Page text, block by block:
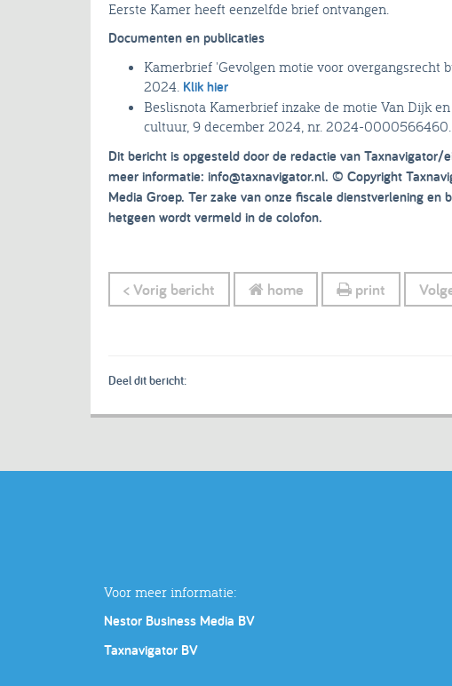
Eerste Kamer heeft eenzelfde brief ontvangen.
Documenten en publicaties
Kamerbrief 'Gevolgen motie voor
2024. Klik hier
Beslisnota Kamerbrief inzake de motie Van Dijk
cultuur, 9 december 2024, nr. 2024-0000566460.
Dit bericht is opgesteld door de redactie van Taxnavigator/
meer informatie: info@taxnavigator.nl. © Copyright
Media Groep. Ter zake van onze fiscale dienstverlening
hetgeen wordt vermeld in de colofon.
< Vorig bericht home print
Deel dit bericht:
Voor meer informatie:
Nestor Business Media BV
Taxnavigator BV